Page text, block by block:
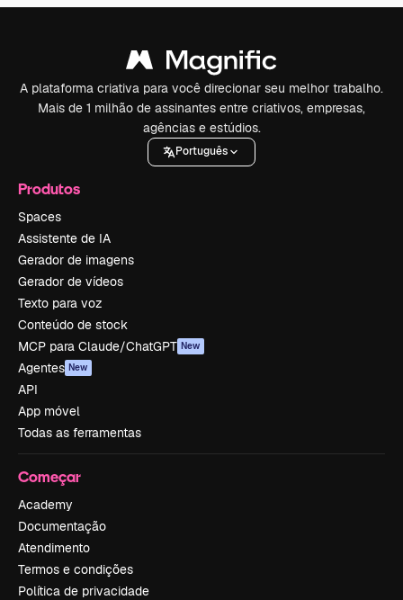
A plataforma criativa para você direcionar seu melhor trabalho.
Mais de 1 milhão de assinantes entre criativos, empresas,
agências e estúdios.
Português
Produtos
Spaces
Assistente de IA
Gerador de imagens
Gerador de vídeos
Texto para voz
Conteúdo de stock
MCP para Claude/ChatGPT New
Agentes New
API
App móvel
Todas as ferramentas
Começar
Academy
Documentação
Atendimento
Termos e condições
Política de privacidade